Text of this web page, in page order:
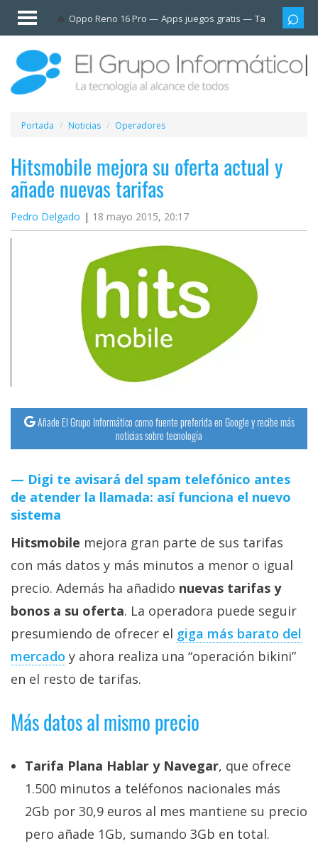
Oppo Reno 16 Pro Apps juegos gratis Tarjetas
Invitado
Iniciar
sesión /
Registrarse
Esenciales
Móviles
Ofertas
Apps
Trucos
Tutoriales
Ciberseguridad
Sistemas
operativos
Profesional
+
temas
Sorteos
Contacto
/
nosotros
Portada Noticias Operadores
Hitsmobile mejora su oferta actual y
añade nuevas tarifas
Pedro Delgado 18 mayo 2015, 20:17
Añade El Grupo Informático como fuente preferida en Google y recibe más
noticias sobre tecnología
Digi te avisará del spam telefónico antes
de atender la llamada: así funciona el nuevo
sistema
Hitsmobile mejora gran parte de sus tarifas
con más datos y más minutos a menor o igual
precio. Además ha añadido nuevas tarifas y
bonos a su oferta. La operadora puede seguir
presumiendo de ofrecer el giga más barato del
mercado y ahora realiza una “operación bikini”
en el resto de tarifas.
Más datos al mismo precio
Tarifa Plana Hablar y Navegar, que ofrece
1.500 minutos a teléfonos nacionales más
2Gb por 30,9 euros al mes mantiene su precio
pero añade 1Gb, sumando 3Gb en total.